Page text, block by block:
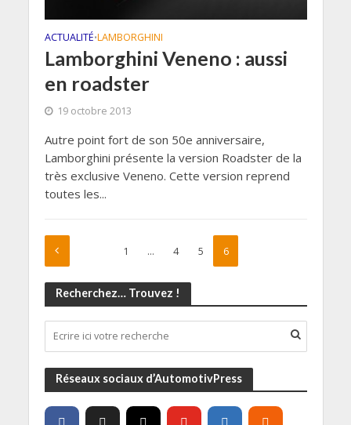
ACTUALITÉ•LAMBORGHINI
Lamborghini Veneno : aussi
en roadster
19 octobre 2013
Autre point fort de son 50e anniversaire,
Lamborghini présente la version Roadster de la
très exclusive Veneno. Cette version reprend
toutes les...
1 … 4 5 6
Recherchez… Trouvez !
Réseaux sociaux d’AutomotivPress